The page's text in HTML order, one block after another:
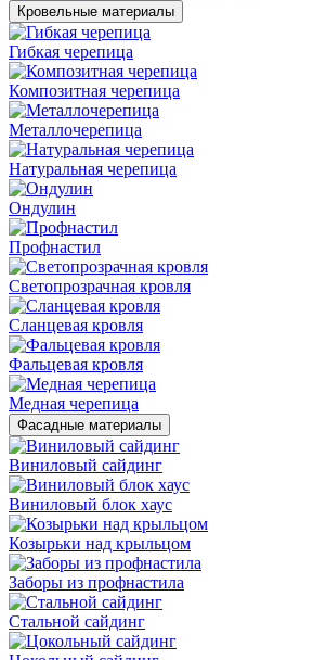
Кровельные материалы
Гибкая черепица
Композитная черепица
Металлочерепица
Натуральная черепица
Ондулин
Профнастил
Светопрозрачная кровля
Сланцевая кровля
Фальцевая кровля
Медная черепица
Фасадные материалы
Виниловый сайдинг
Виниловый блок хаус
Козырьки над крыльцом
Заборы из профнастила
Стальной сайдинг